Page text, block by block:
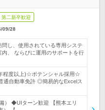
第二新卒歓迎
09/28
し、使用されている専用システ
、 ならびに運用のサポートを行
程度以上)☆ポテンシャル採用☆
自動車免許 ◎簡易的なExcelス
） ◆UIターン歓迎 【熊本エリ